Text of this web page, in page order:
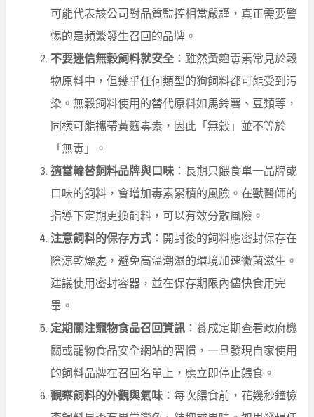
可能代表該公司對品質監控相當嚴謹，真正需要警
惕的是頻繁發生召回的品牌。
不要迷信無穀飼料就安全 ：雖然黃麴毒素常見於穀
物原料中，但幾乎任何類型的狗飼料都可能受到污
染。無穀飼料使用的替代原料如馬鈴薯、豆類等，
同樣可能攜帶黃麴毒素，因此「無穀」並不等於
「無毒」。
適當輪替飼料品牌與口味 ：長期只餵食單一品牌或
口味的飼料，會增加毒素累積的風險。在獸醫師的
指導下定期更換飼料，可以有效分散風險。
注意飼料的保存方式 ：開封後的飼料應密封保存在
陰涼乾燥處，避免高溫潮濕的環境加速黴菌滋生。
建議使用密封容器，並在保存期限內儘快食用完
畢。
定期關注寵物食品召回資訊 ：養成定期查看政府機
關或寵物食品安全網站的習慣，一旦發現自家使用
的飼料品牌在召回名單上，應立即停止餵食。
觀察飼料的外觀與氣味 ：每次餵食前，花幾秒鐘檢